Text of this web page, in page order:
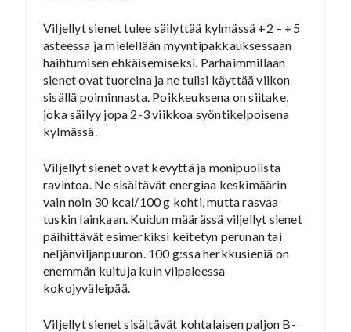
Viljellyt sienet tulee säilyttää kylmässä +2 – +5
asteessa ja mielellään myyntipakkauksessaan
haihtumisen ehkäisemiseksi. Parhaimmillaan
sienet ovat tuoreina ja ne tulisi käyttää viikon
sisällä poiminnasta. Poikkeuksena on siitake,
joka säilyy jopa 2-3 viikkoa syöntikelpoisena
kylmässä.
Viljellyt sienet ovat kevyttä ja monipuolista
ravintoa. Ne sisältävät energiaa keskimäärin
vain noin 30 kcal/100 g kohti, mutta rasvaa
tuskin lainkaan. Kuidun määrässä viljellyt sienet
päihittävät esimerkiksi keitetyn perunan tai
neljänviljanpuuron. 100 g:ssa herkkusieniä on
enemmän kuituja kuin viipaleessa
kokojyväleipää.
Viljellyt sienet sisältävät kohtalaisen paljon B-